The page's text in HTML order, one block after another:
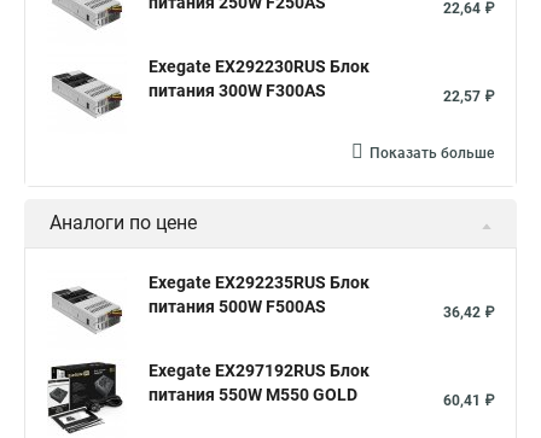
22,64 ₽
Exegate EX292230RUS Блок
питания 300W F300AS
22,57 ₽
Показать больше
Аналоги по цене
Exegate EX292235RUS Блок
питания 500W F500AS
36,42 ₽
Exegate EX297192RUS Блок
питания 550W M550 GOLD
60,41 ₽